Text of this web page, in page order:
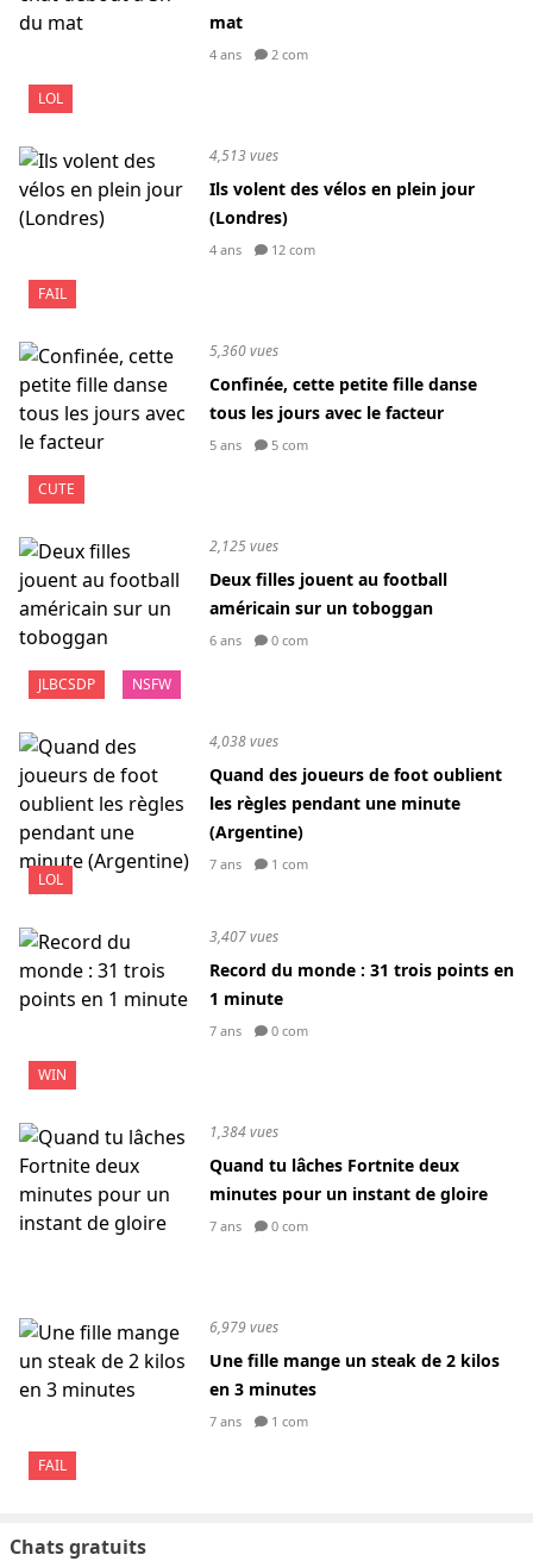
LOL
mat
4 ans 2 com
FAIL
4,513 vues
Ils volent des vélos en plein jour
(Londres)
4 ans 12 com
CUTE
5,360 vues
Confinée, cette petite fille danse
tous les jours avec le facteur
5 ans 5 com
JLBCSDP NSFW
2,125 vues
Deux filles jouent au football
américain sur un toboggan
6 ans 0 com
LOL
4,038 vues
Quand des joueurs de foot oublient
les règles pendant une minute
(Argentine)
7 ans 1 com
WIN
3,407 vues
Record du monde : 31 trois points en
1 minute
7 ans 0 com
1,384 vues
Quand tu lâches Fortnite deux
minutes pour un instant de gloire
7 ans 0 com
FAIL
6,979 vues
Une fille mange un steak de 2 kilos
en 3 minutes
7 ans 1 com
Chats gratuits